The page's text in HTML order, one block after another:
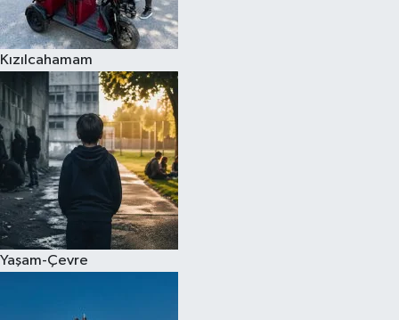
Kızılcahamam
Yaşam-Çevre